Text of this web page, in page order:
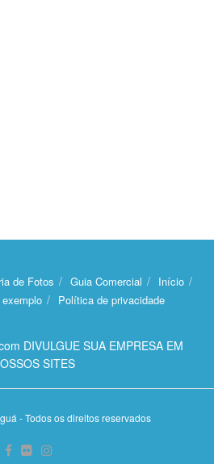
de Fotos Guia Comercial
Início
Política de privacidade
DIVULGUE SUA EMPRESA EM
SITES
- Todos os direitos reservados